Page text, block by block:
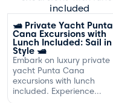
🛥️ Private Yacht Punta
Cana Excursions with
Lunch Included: Sail in
Style 🛥️
Embark on luxury private
yacht Punta Cana
excursions with lunch
included. Experience